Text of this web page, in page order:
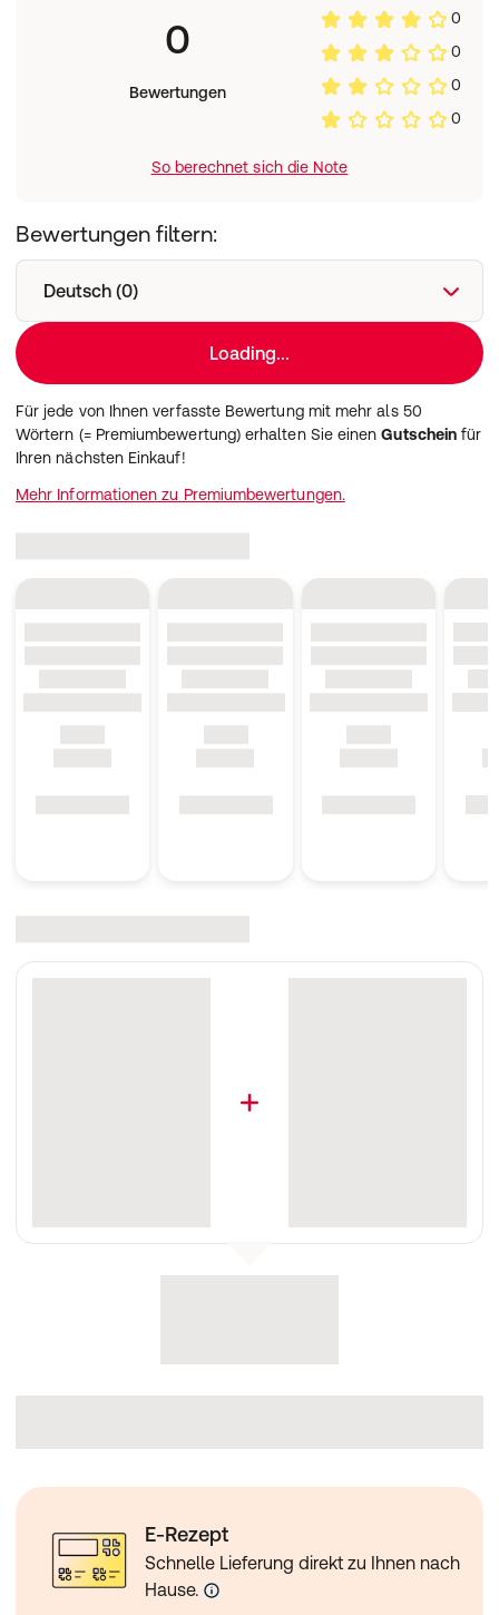
und keine Luftblasen oder Falten entstehen.
0
Bewertungen
0
0
0
0
So berechnet sich die Note
Bewertungen filtern:
Deutsch (0)
Loading...
Für jede von Ihnen verfasste Bewertung mit mehr als 50
Wörtern (= Premiumbewertung) erhalten Sie einenGutschein für
Ihren nächsten Einkauf!
Mehr Informationen zu Premiumbewertungen.
E-Rezept
Schnelle Lieferung direkt zu Ihnen nach
Hause.